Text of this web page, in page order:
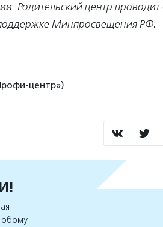
Родительский центр проводит
поддержке Минпросвещения РФ.
центр»)